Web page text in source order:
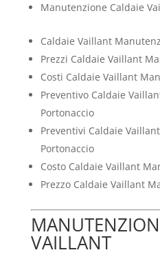
Manutenzione Caldaie
Caldaie Vaillant
Prezzi Caldaie Vaillant
Costi Caldaie Vaillant
Preventivo Caldaie
Portonaccio
Preventivi Caldaie
Portonaccio
Costo Caldaie Vaillant
Prezzo Caldaie Vaillant
VAILLANT